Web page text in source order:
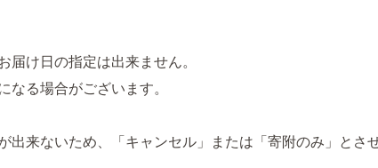
け日の指定は出来ません。
る場合がございます。
来ないため、「キャンセル」または「寄附のみ」とさ